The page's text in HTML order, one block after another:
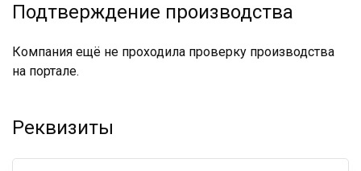
Подтверждение производства
Компания ещё не проходила проверку производства
на портале.
Реквизиты